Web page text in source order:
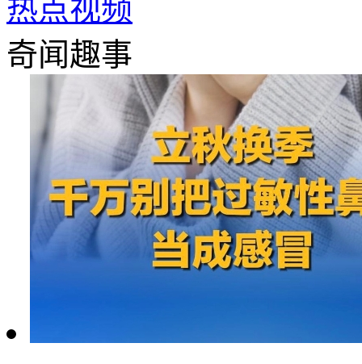
热点视频
奇闻趣事